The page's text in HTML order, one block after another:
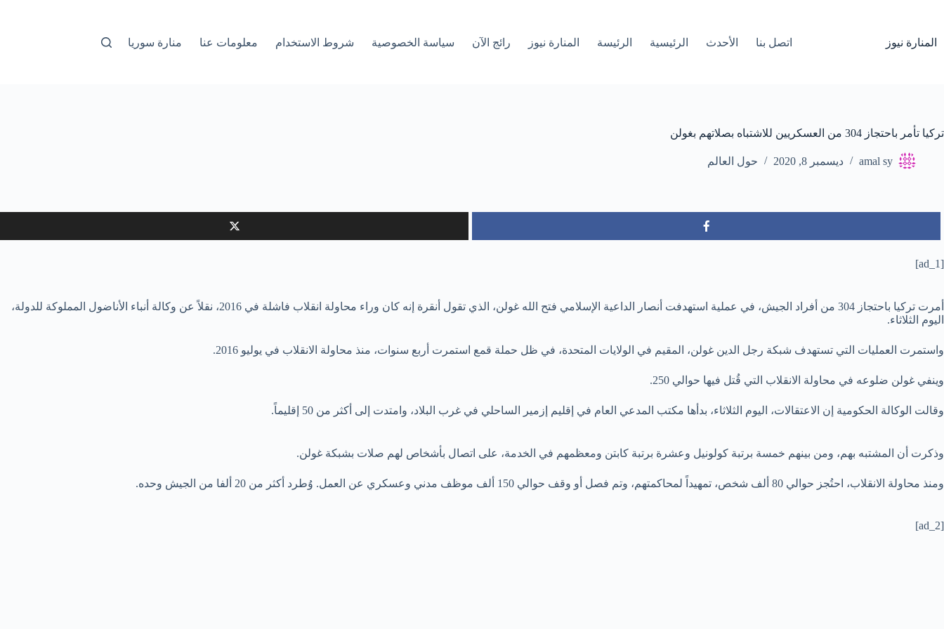
المنارة نيوز اتصل بنا الأحدث الرئيسية الرئیسة المنارة نيوز رائج الآن سياسة الخصوصية شروط الاستخدام معلومات عنا منارة سوريا
تركيا تأمر باحتجاز 304 من العسكريين للاشتباه بصلاتهم بغولن
amal sy ديسمبر 8, 2020 حول العالم
[ad_1]
أمرت تركيا باحتجاز 304 من أفراد الجيش، في عملية استهدفت أنصار الداعية الإسلامي فتح الله غولن، الذي تقول أنقرة إنه كان وراء محاولة انقلاب فاشلة في 2016، نقلاً عن وكالة أنباء الأناضول المملوكة للدولة،
اليوم الثلاثاء.
واستمرت العمليات التي تستهدف شبكة رجل الدين غولن، المقيم في الولايات المتحدة، في ظل حملة قمع استمرت أربع سنوات، منذ محاولة الانقلاب في يوليو 2016.
وينفي غولن ضلوعه في محاولة الانقلاب التي قُتل فيها حوالي 250.
وقالت الوكالة الحكومية إن الاعتقالات، اليوم الثلاثاء، بدأها مكتب المدعي العام في إقليم إزمير الساحلي في غرب البلاد، وامتدت إلى أكثر من 50 إقليماً.
وذكرت أن المشتبه بهم، ومن بينهم خمسة برتبة كولونيل وعشرة برتبة كابتن ومعظمهم في الخدمة، على اتصال بأشخاص لهم صلات بشبكة غولن.
ومنذ محاولة الانقلاب، احتُجز حوالي 80 ألف شخص، تمهيداً لمحاكمتهم، وتم فصل أو وقف حوالي 150 ألف موظف مدني وعسكري عن العمل. وُطرد أكثر من 20 ألفا من الجيش وحده.
[ad_2]